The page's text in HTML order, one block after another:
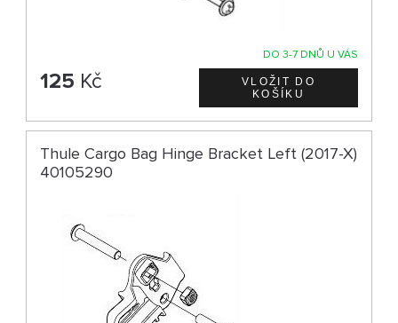
DO 3-7 DNŮ U VÁS
125 Kč
Thule Cargo Bag Hinge Bracket Left (2017-X)
40105290